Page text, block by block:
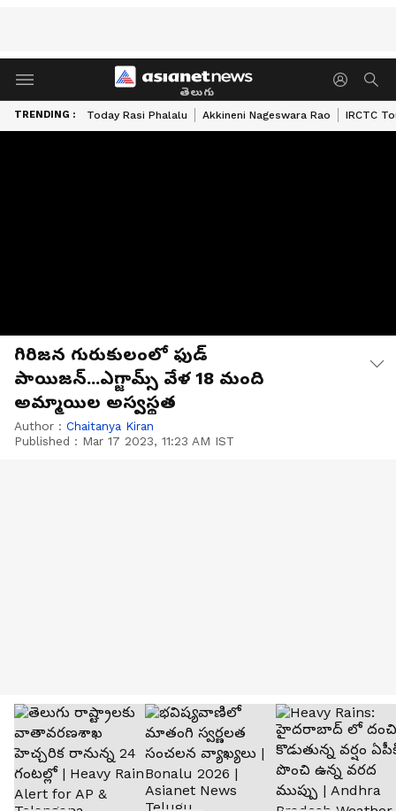
తెలుగు
TRENDING : Today Rasi Phalalu Akkineni Nageswara Rao IRCTC
గిరిజన గురుకులంలో ఫుడ్
పాయిజన్...ఎగ్జామ్స్ వేళ 18 మంది
అమ్మాయిల అస్వస్థత
Author : Chaitanya Kiran
Published : Mar 17 2023, 11:23 AM IST